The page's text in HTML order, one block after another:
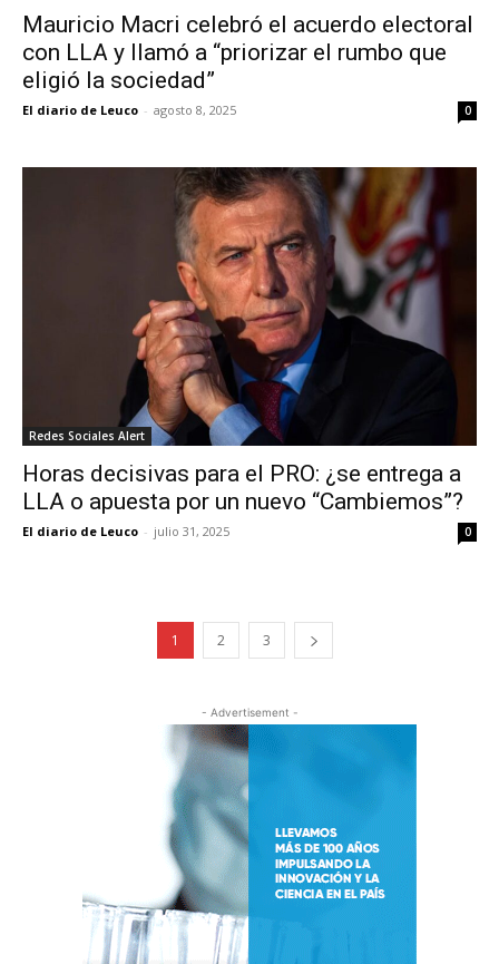
Mauricio Macri celebró el acuerdo electoral
con LLA y llamó a “priorizar el rumbo que
eligió la sociedad”
El diario de Leuco - agosto 8, 2025 0
Redes Sociales Alert
Horas decisivas para el PRO: ¿se entrega a
LLA o apuesta por un nuevo “Cambiemos”?
El diario de Leuco - julio 31, 2025 0
1 2 3
- Advertisement -